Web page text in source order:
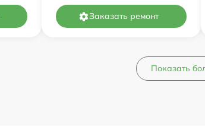
Заказать ремонт
Показать